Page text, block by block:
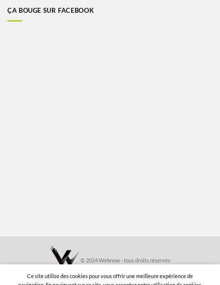
ÇA BOUGE SUR FACEBOOK
© 2024 Webnow - tous droits réservés
Ce site utilise des cookies pour vous offrir une meilleure expérience de